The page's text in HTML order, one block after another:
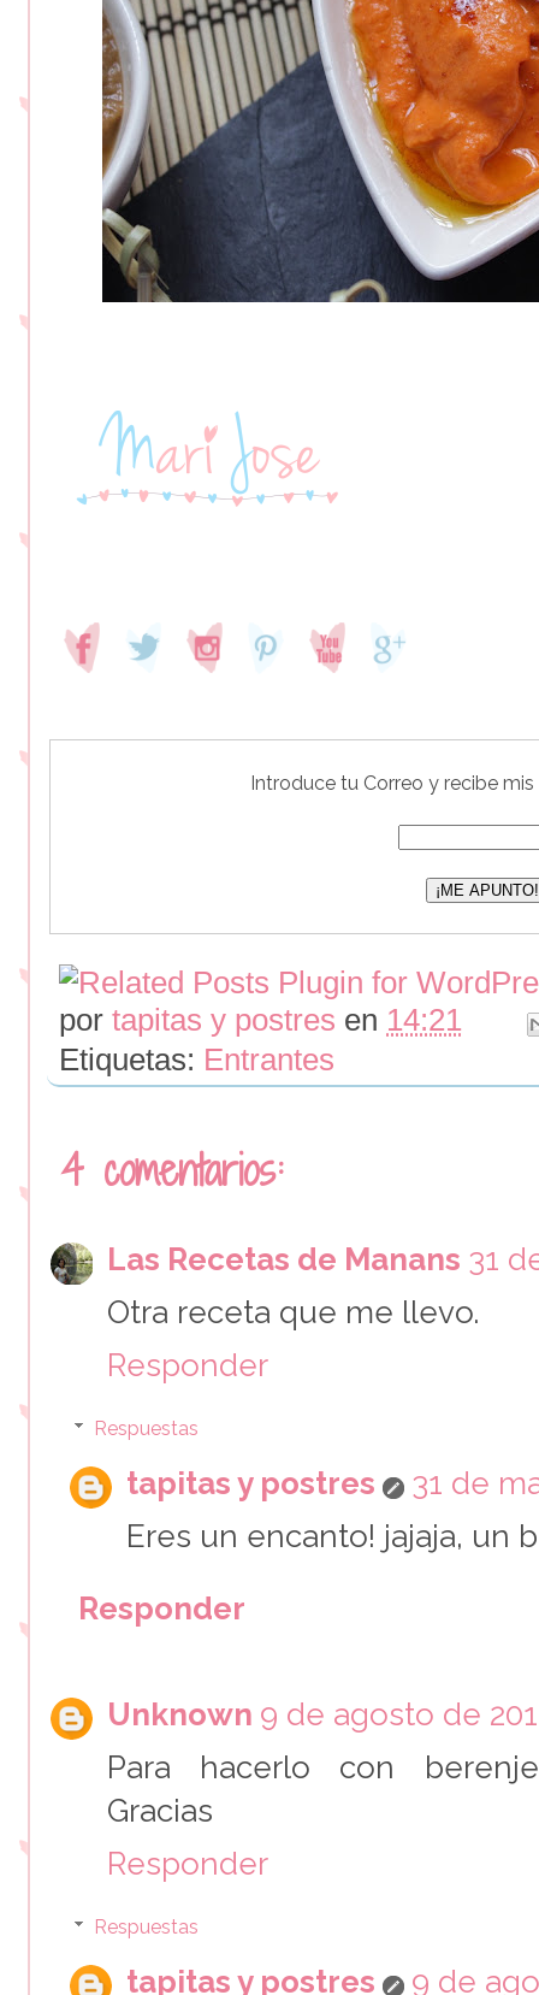
Introduce tu Correo y recibe
por tapitas y postres en 14:21
Etiquetas: Entrantes
4 comentarios:
Las Recetas de Manans 31
Otra receta que me llevo.
Responder
Respuestas
tapitas y postres
31 de
Eres un encanto! jajaja, un
Responder
Unknown 9 de agosto de
Para hacerlo con
Gracias
Responder
Respuestas
tapitas y postres
9 de